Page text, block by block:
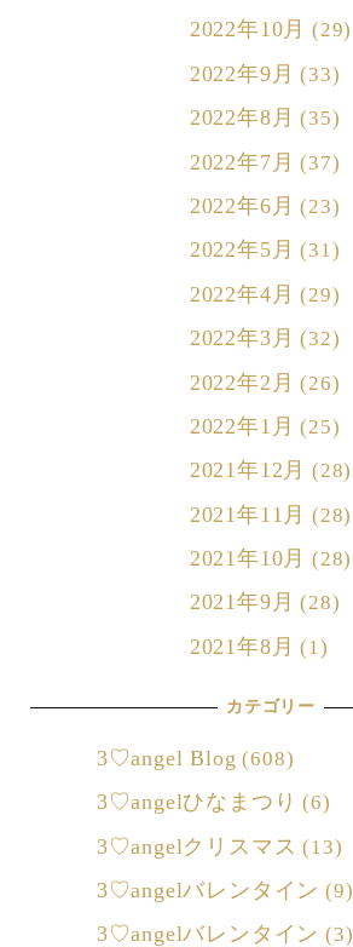
2022年10月 (29)
2022年9月 (33)
2022年8月 (35)
2022年7月 (37)
2022年6月 (23)
2022年5月 (31)
2022年4月 (29)
2022年3月 (32)
2022年2月 (26)
2022年1月 (25)
2021年12月 (28)
2021年11月 (28)
2021年10月 (28)
2021年9月 (28)
2021年8月 (1)
カテゴリー
3♡angel Blog (608)
3♡angelひなまつり (6)
3♡angelクリスマス (13)
3♡angelバレンタイン (9)
3♡angelバレンタイン (3)